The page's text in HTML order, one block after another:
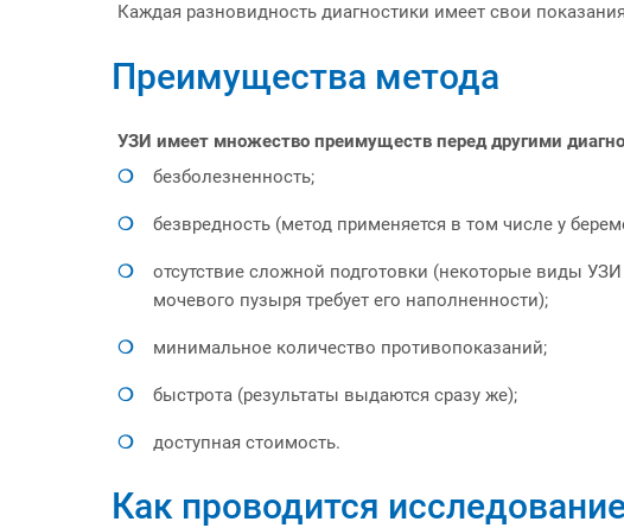
Каждая разновидность диагностики имеет свои
Преимущества метода
УЗИ имеет множество преимуществ перед другими
безболезненность;
безвредность (метод применяется в том числе у
отсутствие сложной подготовки (некоторые виды
мочевого пузыря требует его наполненности);
минимальное количество противопоказаний;
быстрота (результаты выдаются сразу же);
доступная стоимость.
Как проводится